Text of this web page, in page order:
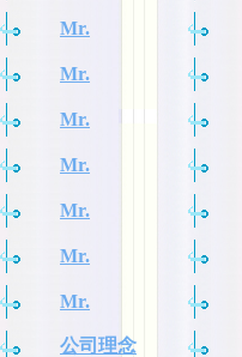
Mr.
Mr.
Mr.
Mr.
Mr.
Mr.
Mr.
公司理念